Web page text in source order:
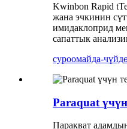
Kwinbon Rapid
жана эчкинин
имидаклоприд
сапаттык
суроомайда-
Paraquat үчүн
Паракват